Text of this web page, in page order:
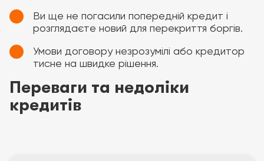
Ви ще не погасили попередній кредит і
розглядаєте новий для перекриття боргів.
Умови договору незрозумілі або кредитор
тисне на швидке рішення.
Переваги та недоліки
кредитів